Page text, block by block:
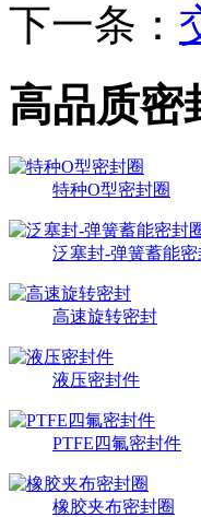
下一条：
高品质密
特种O型密封圈
泛塞封-弹簧蓄能密
高速旋转密封
液压密封件
PTFE四氟密封件
橡胶夹布密封圈